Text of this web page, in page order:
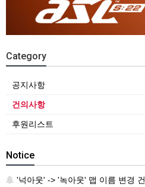
Category
공지사항
건의사항
후원리스트
Notice
'넉아웃' -> '녹아웃' 맵 이름 변경 건